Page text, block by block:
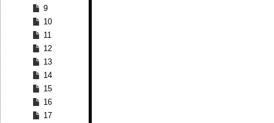
9
10
11
12
13
14
15
16
17